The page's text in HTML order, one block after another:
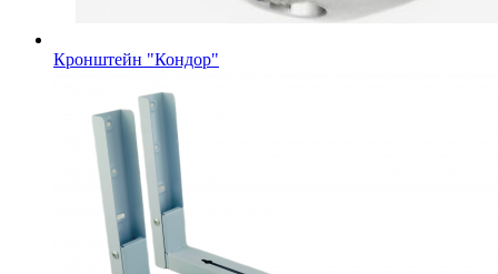
Кронштейн "Кондор"